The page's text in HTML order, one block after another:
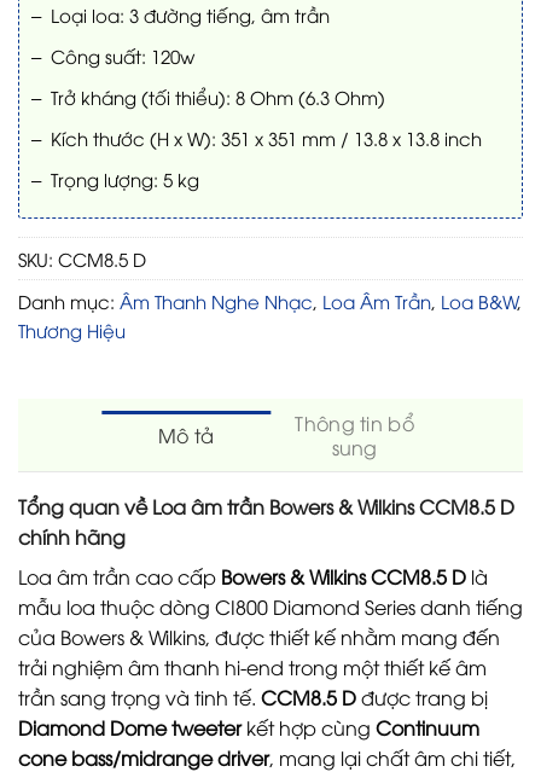
– Loại loa: 3 đường tiếng, âm trần
– Công suất: 120w
– Trở kháng (tối thiểu): 8 Ohm (6.3 Ohm)
– Kích thước (H x W): 351 x 351 mm / 13.8 x 13.8 inch
– Trọng lượng: 5 kg
SKU: CCM8.5 D
Danh mục: Âm Thanh Nghe Nhạc Loa Âm Trần Loa B&W,
Thương Hiệu
Mô tả
Thông tin bổ
sung
Tổng quan về Loa âm trần Bowers & Wilkins CCM8.5 D
chính hãng
Loa âm trần cao cấp Bowers & Wilkins CCM8.5 D là
mẫu loa thuộc dòng CI800 Diamond Series danh tiếng
của Bowers & Wilkins, được thiết kế nhằm mang đến
trải nghiệm âm thanh hi-end trong một thiết kế âm
trần sang trọng và tinh tế. CCM8.5 Dđược trang bị
Diamond Dome tweeterkết hợp cùng Continuum
cone bass/midrange driver, mang lại chất âm chi tiết,